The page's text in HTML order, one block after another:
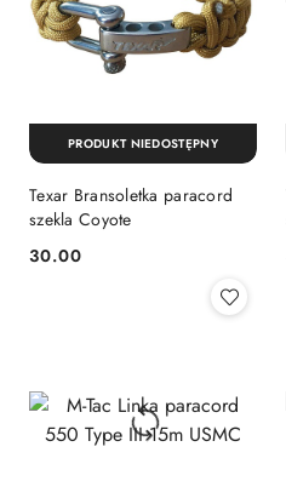
Texar Bransoletka paracord
szekla Coyote
Cena:
30.00
PRODUKT NIEDOSTĘPNY